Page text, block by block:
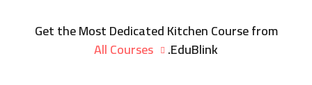
Get the Most Dedicated Kitchen Course from
EduBlink.
All Courses